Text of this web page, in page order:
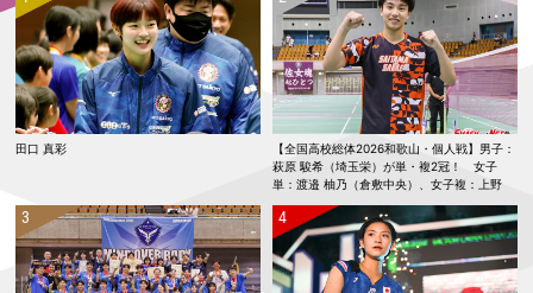
田口 真彩
【全国高校総体2026和歌山・個人戦】男子：
萩原 駿希（埼玉栄）が単・複2冠！ 女子
単：渡邉 柚乃（倉敷中央）、女子複：上野
優寿／伴野 碧唯（ふたば未来学園）が春夏連
覇！